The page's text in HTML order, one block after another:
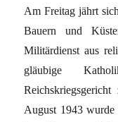
Am Freitag jährt
Bauern und
Militärdienst aus
gläubige
August 1943 wurde